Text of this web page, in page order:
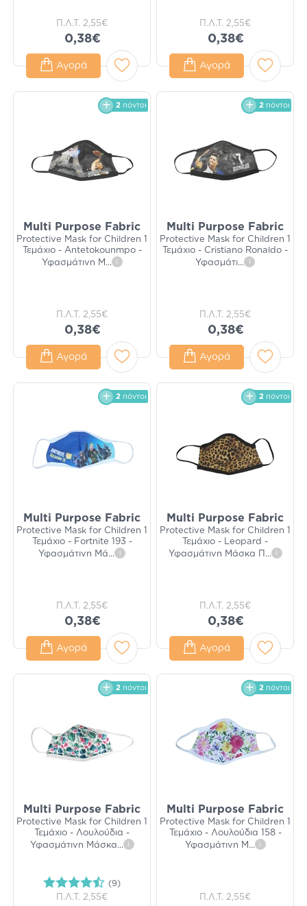
Π.Λ.Τ. 2,55€
0,38€
Αγορά
Π.Λ.Τ. 2,55€
0,38€
Αγορά
2 πόντοι
Multi Purpose Fabric
Protective Mask for Children 1
Τεμάχιο - Antetokounmpo -
Υφασμάτινη Μ ... i
Π.Λ.Τ. 2,55€
0,38€
Αγορά
2 πόντοι
Multi Purpose Fabric
Protective Mask for Children 1
Τεμάχιο - Cristiano Ronaldo -
Υφασμάτι... i
Π.Λ.Τ. 2,55€
0,38€
Αγορά
2 πόντοι
Multi Purpose Fabric
Protective Mask for Children 1
Τεμάχιο - Fortnite 193 -
Υφασμάτινη Μά... i
Π.Λ.Τ. 2,55€
0,38€
Αγορά
2 πόντοι
Multi Purpose Fabric
Protective Mask for Children 1
Τεμάχιο - Leopard -
Υφασμάτινη Μάσκα Π
... i
Π.Λ.Τ. 2,55€
0,38€
Αγορά
2 πόντοι
Multi Purpose Fabric
Protective Mask for Children 1
Τεμάχιο - Λουλούδια -
Υφασμάτινη Μάσκα... i
(9)
Π.Λ.Τ. 2,55€
2 πόντοι
Multi Purpose Fabric
Protective Mask for Children 1
Τεμάχιο - Λουλούδια 158 -
Υφασμάτινη Μ ... i
Π.Λ.Τ. 2,55€